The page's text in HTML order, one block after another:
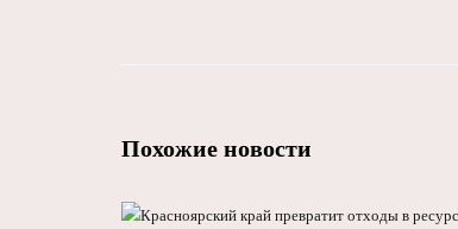
Похожие новости